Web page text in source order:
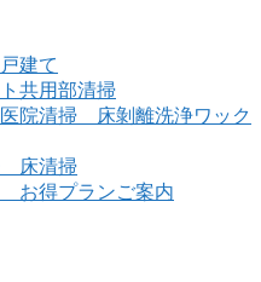
建て
共用部清掃
院清掃 床剝離洗浄ワック
床清掃
お得プランご案内